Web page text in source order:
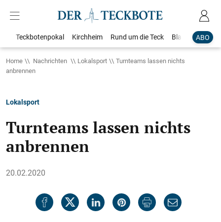
ABO
Teckbotenpokal Kirchheim Rund um die Teck Blaulicht
Home Nachrichten Lokalsport
Turnteams lassen nichts
anbrennen
Lokalsport
Turnteams lassen nichts
anbrennen
20.02.2020